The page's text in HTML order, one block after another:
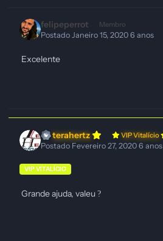
felipeperrot Membro
PostadoJaneiro 15, 20206 anos
Excelente
terahertz VIP Vitalício
Postado Fevereiro 27, 20206 anos
VIP VITALÍCIO
Grande ajuda, valeu ?